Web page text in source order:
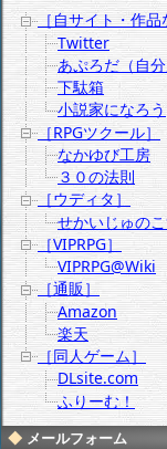
［自サイト・作
Twitter
あぷろだ（自
下駄箱
小説家になろう
［RPGツクール］
なかゆび工房
３０の法則
［ウディタ］
せかいじゅの
［VIPRPG］
VIPRPG@Wiki
［通販］
Amazon
楽天
［同人ゲーム］
DLsite.com
ふりーむ！
メールフォーム